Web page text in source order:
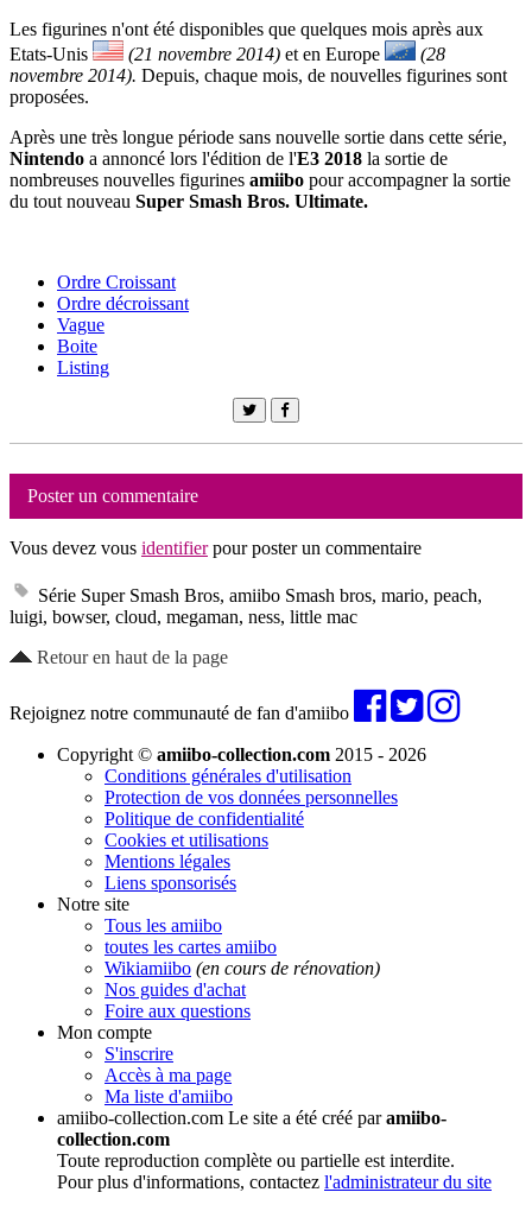
Les figurines n'ont été disponibles que quelques mois après aux
Etats-Unis
(21 novembre 2014) et en Europe
(28
novembre 2014). Depuis, chaque mois, de nouvelles figurines sont
proposées.
Après une très longue période sans nouvelle sortie dans cette série,
Nintendo a annoncé lors l'édition de l'E3 2018 la sortie de
nombreuses nouvelles figurines amiibo pour accompagner la sortie
du tout nouveau Super Smash Bros. Ultimate.
Ordre Croissant
Ordre décroissant
Vague
Boite
Listing
Poster un commentaire
Vous devez vous identifierpour poster un commentaire
Série Super Smash Bros, amiibo Smash bros, mario, peach,
luigi, bowser, cloud, megaman, ness, little mac
Retour en haut de la page
Rejoignez notre communauté de fan d'amiibo
Copyright © amiibo-collection.com 2015 - 2026
Conditions générales d'utilisation
Protection de vos données personnelles
Politique de confidentialité
Cookies et utilisations
Mentions légales
Liens sponsorisés
Notre site
Tous les amiibo
toutes les cartes amiibo
Wikiamiibo (en cours de rénovation)
Nos guides d'achat
Foire aux questions
Mon compte
S'inscrire
Accès à ma page
Ma liste d'amiibo
amiibo-collection.com Le site a été créé paramiibo-
collection.com
Toute reproduction complète ou partielle est interdite.
Pour plus d'informations, contactez l'administrateur du site